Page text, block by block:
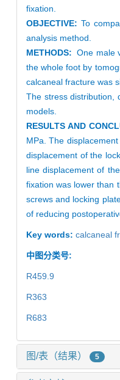
fixation.
OBJECTIVE: To
analysis method.
METHODS: One male
the whole foot by
calcaneal fracture was
The stress distribution,
models.
RESULTS AND
MPa. The
displacement of the
line displacement of
fixation was lower than
screws and locking
of reducing
Key words: calcaneal
中图分类号:
R459.9
R363
R683
图/表（结果） 5